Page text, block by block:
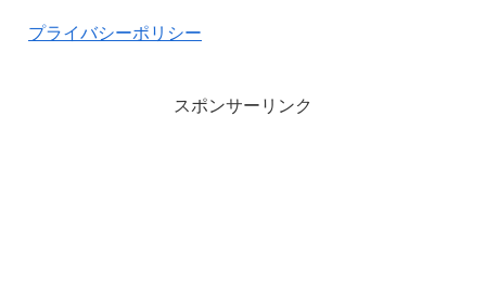
プライバシーポリシー
スポンサーリンク